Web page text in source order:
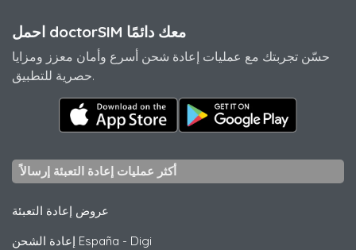
احمل doctorSIM معك دائمًا
حسّن تجربتك مع عمليات إعادة شحن أسرع وأمان معزز ومزايا
حصرية للتطبيق.
أكثر عمليات إعادة التعبئة إرسالاً
عروض إعادة التعبئة
إعادة الشحن España - Digi